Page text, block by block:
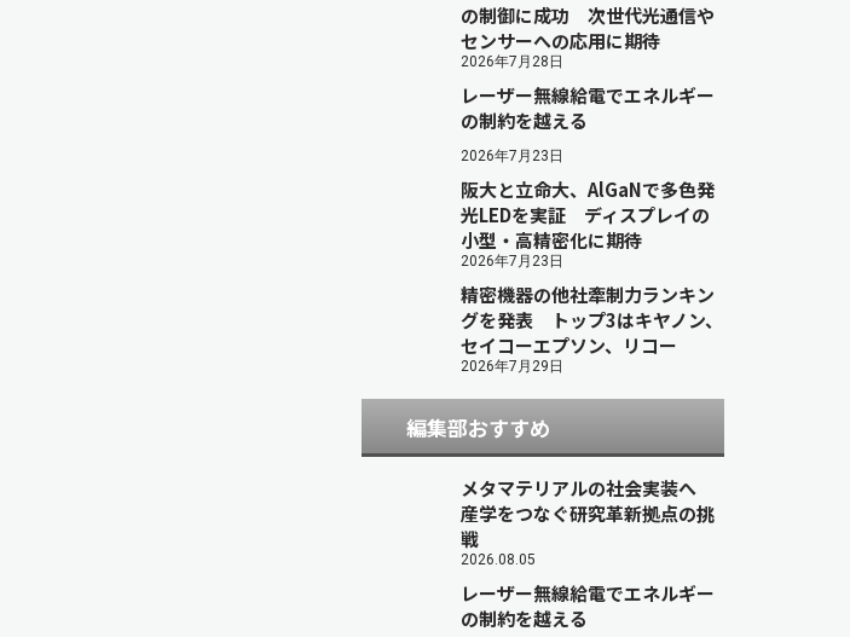
の制御に成功 次世代光通信や
センサーへの応用に期待
2026年7月28日
レーザー無線給電でエネルギー
の制約を越える
2026年7月23日
阪大と立命大、AlGaNで多色発
光LEDを実証 ディスプレイの
小型・高精密化に期待
2026年7月23日
精密機器の他社牽制力ランキン
グを発表 トップ3はキヤノン、
セイコーエプソン、リコー
2026年7月29日
編集部おすすめ
メタマテリアルの社会実装へ
産学をつなぐ研究革新拠点の挑
戦
2026.08.05
レーザー無線給電でエネルギー
の制約を越える